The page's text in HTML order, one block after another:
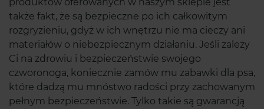
także fakt, że są bezpieczne po ich całkowitym
rozgryzieniu, gdyż w ich wnętrzu nie ma cieczy ani
materiałów o niebezpiecznym działaniu. Jeśli zależy
Ci na zdrowiu i bezpieczeństwie swojego
czworonoga, koniecznie zamów mu zabawki dla psa,
które dadzą mu mnóstwo radości przy zachowanym
pełnym bezpieczeństwie. Tylko takie są gwarancją